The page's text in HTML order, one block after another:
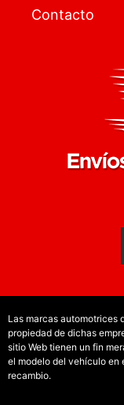
Contacto
Las marcas automotrices
propiedad de dichas
sitio Web tienen un fin
el modelo del vehículo en
recambio.